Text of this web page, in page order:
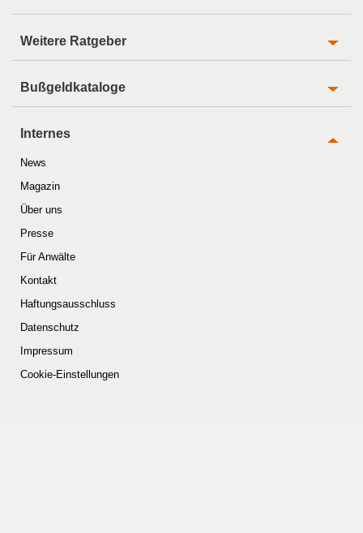
Weitere Ratgeber
Bußgeldkataloge
Internes
News
Magazin
Über uns
Presse
Für Anwälte
Kontakt
Haftungsausschluss
Datenschutz
Impressum
Cookie-Einstellungen